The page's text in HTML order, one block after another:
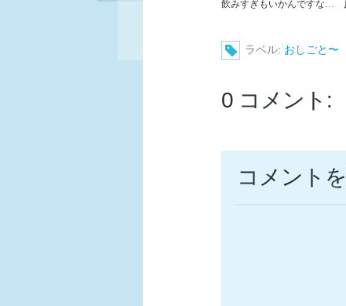
飲みすぎもいかんですな…
ラベル: おしごと〜
0 コメント:
コメント